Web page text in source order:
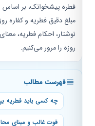
فطره پیشخوانک، بر اساس نظر
مبلغ دقیق فطریه و کفاره
نوشتار، احکام فطریه، معنای
روزه را مرور می‌کنیم.
فهرست مطالب
چه کسی باید فطریه
قوت غالب و مبنای محاسبه